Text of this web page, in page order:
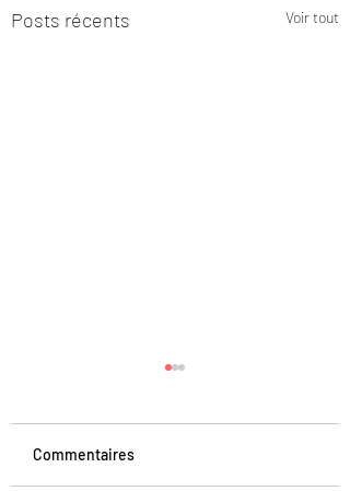
Posts récents Voir tout
Commentaires